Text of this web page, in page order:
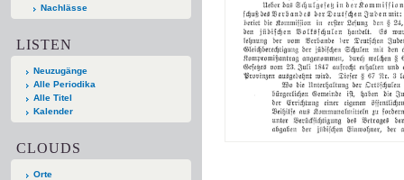
Nachlässe
LISTEN
Neuzugänge
Alle Periodika
Alle Titel
Kalender
CLOUDS
Orte